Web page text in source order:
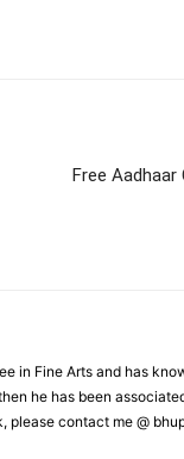
Free Aadhaar
in Fine Arts and has
he has been
please contact me @